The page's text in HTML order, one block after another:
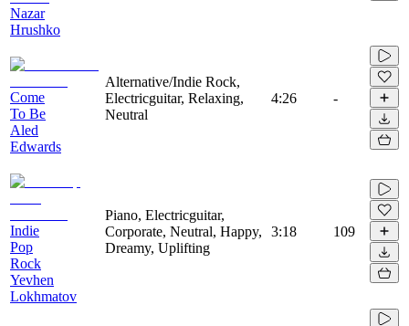
Nazar
Hrushko
Come
To Be
Aled
Edwards
Alternative/Indie Rock,
Electricguitar, Relaxing,
Neutral
4:26 -
Indie
Pop
Rock
Yevhen
Lokhmatov
Piano, Electricguitar,
Corporate, Neutral, Happy,
Dreamy, Uplifting
3:18 109